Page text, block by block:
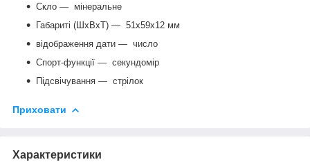
Скло ― мінеральне
Габариті (ШхВхТ) — 51x59x12 мм
відображення дати ― число
Спорт-функції ― секундомір
Підсвічування ― стрілок
Приховати
Характеристики